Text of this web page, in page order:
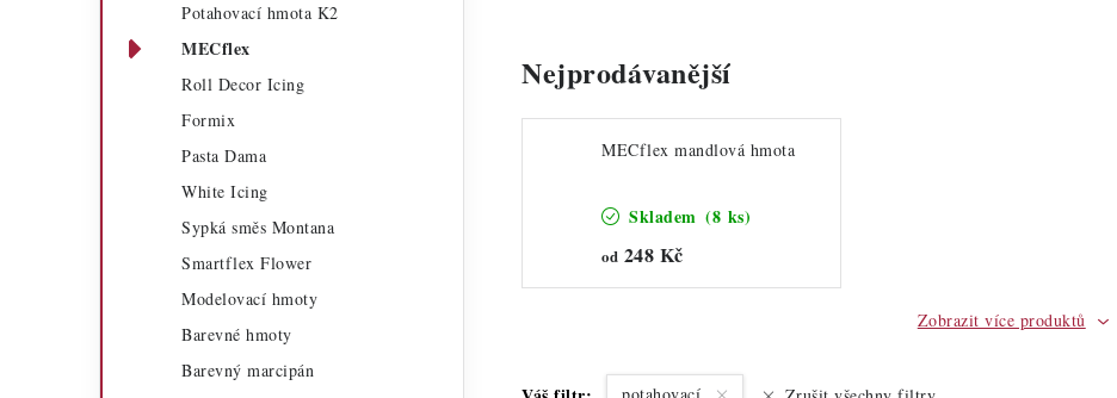
Potahovací hmota K2
MECflex
Roll Decor Icing
Formix
Pasta Dama
White Icing
Sypká směs Montana
Smartflex Flower
Modelovací hmoty
Barevné hmoty
Barevný marcipán
Nejprodávanější
MECflex mandlová hmota
Skladem (8 ks)
od 248 Kč
Zobrazit více produktů